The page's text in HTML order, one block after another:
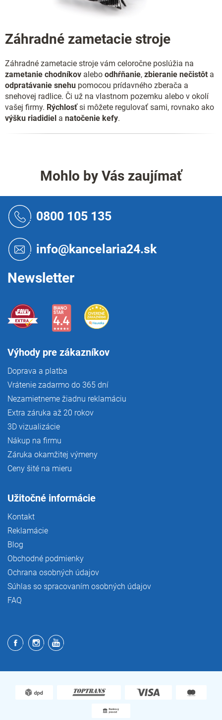
Záhradné zametacie stroje
Záhradné zametacie stroje vám celoročne poslúžia na
zametanie chodníkov alebo odhŕňanie, zbieranie nečistôt a
odpratávanie snehu pomocou prídavného zberača a
snehovej radlice. Či už na vlastnom pozemku alebo v okolí
vašej firmy. Rýchlosťsi môžete regulovať sami, rovnako ako
výšku riadidiel a natočenie kefy.
Mohlo by Vás zaujímať
0800 105 135
info@kancelaria24.sk
Newsletter
Výhody pre zákazníkov
Doprava a platba
Vrátenie zadarmo do 365 dní
Nezamietneme žiadnu reklamáciu
Extra záruka až 20 rokov
3D vizualizácie
Nákup na firmu
Záruka okamžitej výmeny
Ceny šité na mieru
Užitočné informácie
Kontakt
Reklamácie
Blog
Obchodné podmienky
Ochrana osobných údajov
Súhlas so spracovaním osobných údajov
FAQ